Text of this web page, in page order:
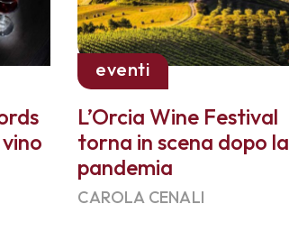
eventi
L’Orcia Wine Festival
torna in scena dopo la
pandemia
CAROLA CENALI